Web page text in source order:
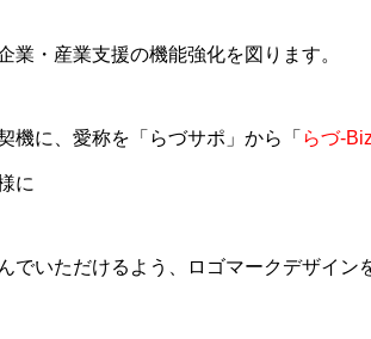
業・産業支援の機能強化を図ります。
機に、愛称を「らづサポ」から「 らづ‐Biz
に
でいただけるよう、ロゴマークデザイン